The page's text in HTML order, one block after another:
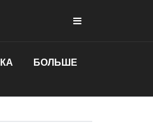
БОЛЬШЕ